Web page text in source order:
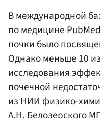
В международной
по медицине
почки было
Однако меньше 10
исследования
почечной
из НИИ физико-